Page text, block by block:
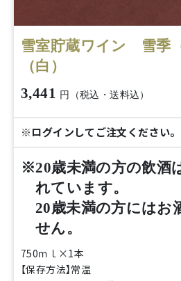
雪室貯蔵ワイン 雪季
（白）
3,441 円（税込・送料込）
※ログインしてご注文ください。
※20歳未満の方の飲酒
れています。
20歳未満の方にはお
せん。
750ｍｌ×1本
【保存方法】常温